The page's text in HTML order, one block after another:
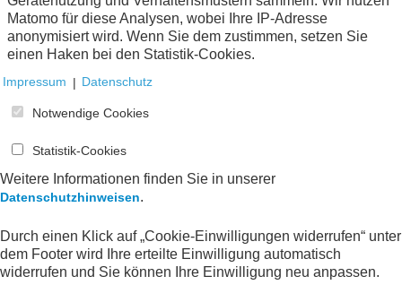
Keine Nachrichten verfügbar.
SERVICE DIREKT ZU
Matomo für diese Analysen, wobei Ihre IP-Adresse
anonymisiert wird. Wenn Sie dem zustimmen, setzen Sie
einen Haken bei den Statistik-Cookies.
Impressum | Datenschutz
Notwendige Cookies
Statistik-Cookies
Weitere Informationen finden Sie in unserer
Datenschutzhinweisen.
Durch einen Klick auf „Cookie-Einwilligungen widerrufen“ unter
dem Footer wird Ihre erteilte Einwilligung automatisch
widerrufen und Sie können Ihre Einwilligung neu anpassen.